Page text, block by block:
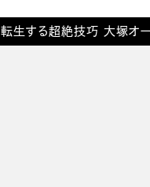
転生する超絶技巧 大塚オ